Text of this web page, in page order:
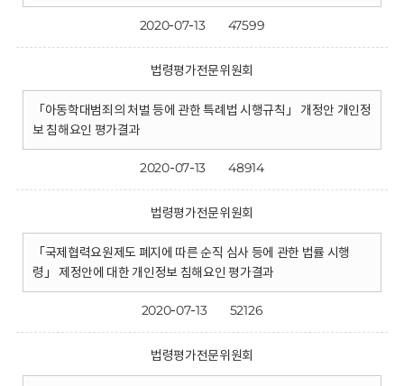
2020-07-13 47599
법령평가전문위원회
「아동학대범죄의 처벌 등에 관한 특례법 시행규칙」 개정안 개인정
보 침해요인 평가결과
2020-07-13 48914
법령평가전문위원회
「국제협력요원제도 폐지에 따른 순직 심사 등에 관한 법률 시행
령」 제정안에 대한 개인정보 침해요인 평가결과
2020-07-13 52126
법령평가전문위원회